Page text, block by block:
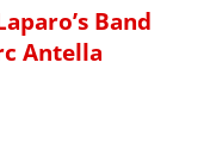
Band
Antella